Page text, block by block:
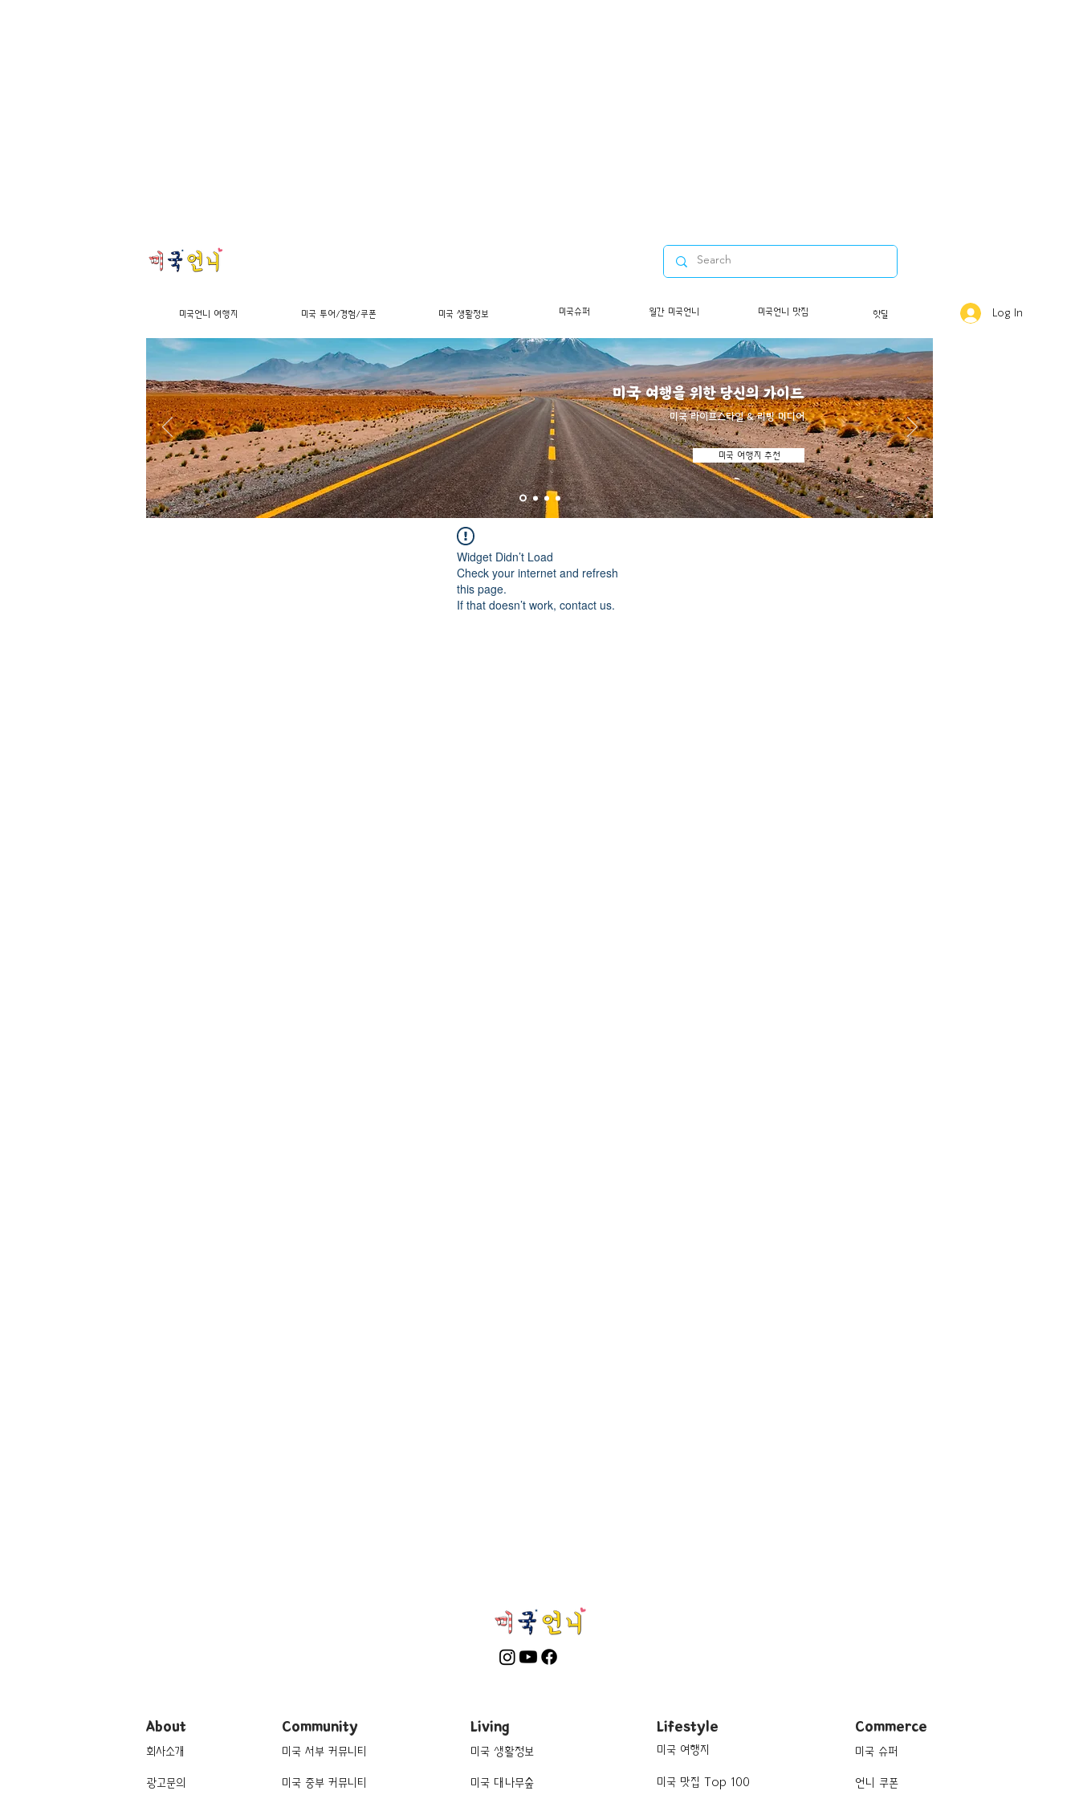
미국 여행을 위한 당신의 가이드
​미국 라이프스타일 & 리빙 미디어
미국 여행지 추천
Widget Didn’t Load
Check your internet and refresh
this page.
If that doesn’t work, contact us.
미국언니 여행지 미국 투어/경험/쿠폰 미국 생활정보 미국슈퍼 월간 미국언니 미국언니 맛집 핫딜 Log In
About
회사소개
광고문의
Community
미국 서부 커뮤니티
미국 중부 커뮤니티
Living
미국 생활정보
미국 대나무숲
Lifestyle
미국 여행지
미국 맛집 Top 100
Commerce
미국 슈퍼
언니 쿠폰